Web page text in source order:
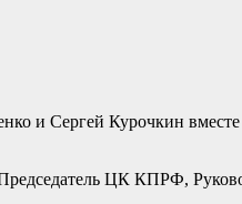
и Сергей Курочкин
ЦК КПРФ,